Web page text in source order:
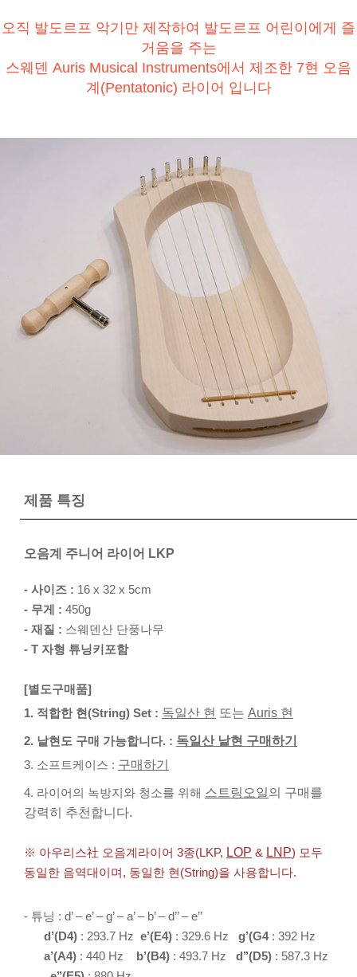
오직 발도르프 악기만 제작하여 발도르프 어린이에게 즐
거움을 주는
스웨덴 Auris Musical Instruments에서 제조한 7현 오음
계(Pentatonic) 라이어 입니다
제품 특징
오음계 주니어 라이어 LKP
- 사이즈 : 16 x 32 x 5cm
- 무게 : 450g
- 재질 : 스웨덴산 단풍나무
- T 자형 튜닝키포함
[별도구매품]
1. 적합한 현(String) Set : 독일산 현 또는 Auris 현
2. 낱현도 구매 가능합니다. : 독일산 낱현 구매하기
3. 소프트케이스 : 구매하기
4. 라이어의 녹방지와 청소를 위해 스트링오일의 구매를
강력히 추천합니다.
※ 아우리스社 오음계라이어 3종(LKP, LOP & LNP) 모두
동일한 음역대이며, 동일한 현(String)을 사용합니다.
- 튜닝 : d’ – e’ – g’ – a’ – b’ – d’’ – e’’
d’(D4) : 293.7 Hz e’(E4) : 329.6 Hz g’(G4: 392 Hz
a’(A4) : 440 Hz b’(B4) : 493.7 Hz d’’(D5) : 587.3 Hz